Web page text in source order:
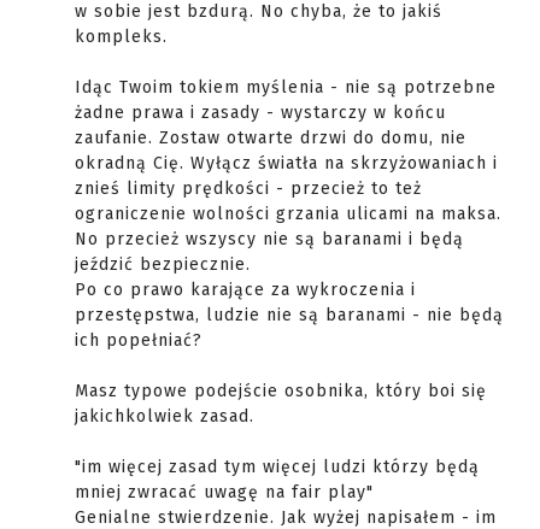
w sobie jest bzdurą. No chyba, że to jakiś
kompleks.
Idąc Twoim tokiem myślenia - nie są potrzebne
żadne prawa i zasady - wystarczy w końcu
zaufanie. Zostaw otwarte drzwi do domu, nie
okradną Cię. Wyłącz światła na skrzyżowaniach i
znieś limity prędkości - przecież to też
ograniczenie wolności grzania ulicami na maksa.
No przecież wszyscy nie są baranami i będą
jeździć bezpiecznie.
Po co prawo karające za wykroczenia i
przestępstwa, ludzie nie są baranami - nie będą
ich popełniać?
Masz typowe podejście osobnika, który boi się
jakichkolwiek zasad.
"im więcej zasad tym więcej ludzi którzy będą
mniej zwracać uwagę na fair play"
Genialne stwierdzenie. Jak wyżej napisałem - im